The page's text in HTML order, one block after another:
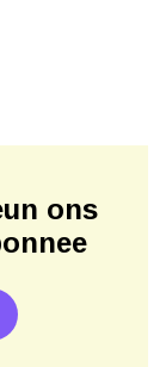
ons